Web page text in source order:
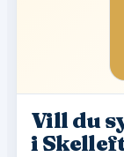
Vill du
i